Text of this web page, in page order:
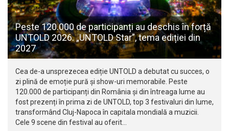
Peste 120.000 de participanți au deschis în forță
UNTOLD 2026. „UNTOLD Star”, tema ediției din
2027
Cea de-a unsprezecea ediție UNTOLD a debutat cu succes, o
zi plină de emoție pură și show-uri memorabile. Peste
120.000 de participanți din România și din întreaga lume au
fost prezenți în prima zi de UNTOLD, top 3 festivaluri din lume,
transformând Cluj-Napoca în capitala mondială a muzicii.
Cele 9 scene din festival au oferit…